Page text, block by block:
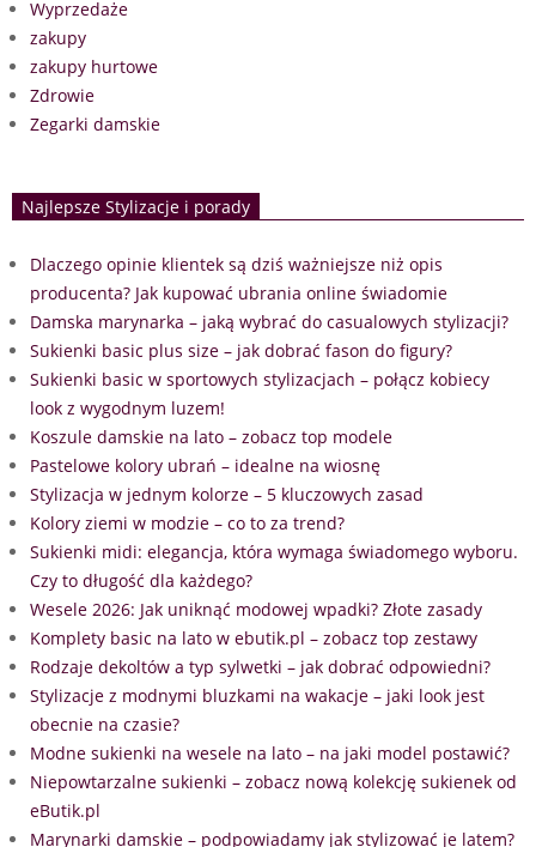
Wyprzedaże
zakupy
zakupy hurtowe
Zdrowie
Zegarki damskie
Najlepsze Stylizacje i porady
Dlaczego opinie klientek są dziś ważniejsze niż opis
producenta? Jak kupować ubrania online świadomie
Damska marynarka – jaką wybrać do casualowych stylizacji?
Sukienki basic plus size – jak dobrać fason do figury?
Sukienki basic w sportowych stylizacjach – połącz kobiecy
look z wygodnym luzem!
Koszule damskie na lato – zobacz top modele
Pastelowe kolory ubrań – idealne na wiosnę
Stylizacja w jednym kolorze – 5 kluczowych zasad
Kolory ziemi w modzie – co to za trend?
Sukienki midi: elegancja, która wymaga świadomego wyboru.
Czy to długość dla każdego?
Wesele 2026: Jak uniknąć modowej wpadki? Złote zasady
Komplety basic na lato w ebutik.pl – zobacz top zestawy
Rodzaje dekoltów a typ sylwetki – jak dobrać odpowiedni?
Stylizacje z modnymi bluzkami na wakacje – jaki look jest
obecnie na czasie?
Modne sukienki na wesele na lato – na jaki model postawić?
Niepowtarzalne sukienki – zobacz nową kolekcję sukienek od
eButik.pl
Marynarki damskie – podpowiadamy jak stylizować je latem?